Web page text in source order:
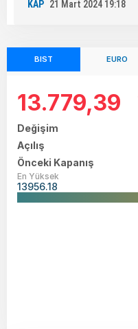
KAP 21 Mart 2024 19:18
BIST EURO
13.779,39
Değişim
Açılış
Önceki Kapanış
En Yüksek
13956.18